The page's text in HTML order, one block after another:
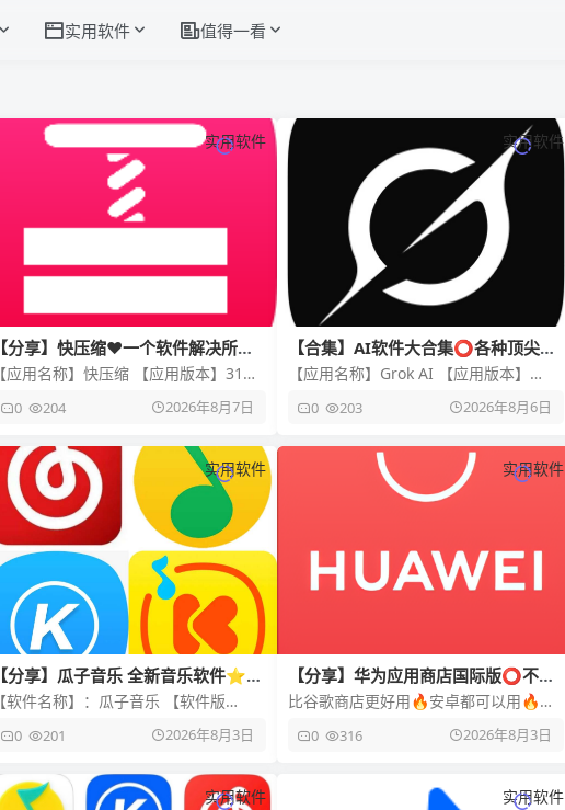
实用软件 值得一看
实用软件
【分享】快压缩❤️一个软件解决所有
问题🌹解锁会员功能
【应用名称】快压缩 【应用版本】31
【应用简介】是一款主打
0 204 2026年8月7日
实用软件
【合集】AI软件大合集⭕各种顶尖
AI⭕AI软件
【应用名称】Grok AI 【应用版本】
【适
0 203 2026年8月6日
实用软件
【分享】瓜子音乐 全新音乐软件⭐聚
合畅听全网音乐⭐
【软件名称】：瓜子音乐 【软件版
平台】：Android
0 201 2026年8月3日
实用软件
【分享】华为应用商店国际版⭕不限
制下载国际软件⭕免登录
比谷歌商店更好用🔥安卓都可以用🔥
用版本】16.5.1.301
0 316 2026年8月3日
实用软件 实用软件